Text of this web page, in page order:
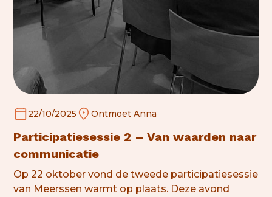
22/10/2025 Ontmoet Anna
Participatiesessie 2 – Van waarden naar
communicatie
Op 22 oktober vond de tweede participatiesessie
van Meerssen warmt op plaats. Deze avond